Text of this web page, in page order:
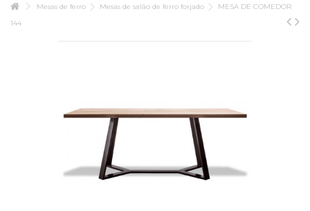
Mesas de ferro Mesas de salão de ferro forjado
MESA DE COMEDOR
144